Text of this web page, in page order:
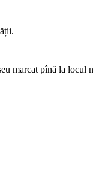
marcat pînă la